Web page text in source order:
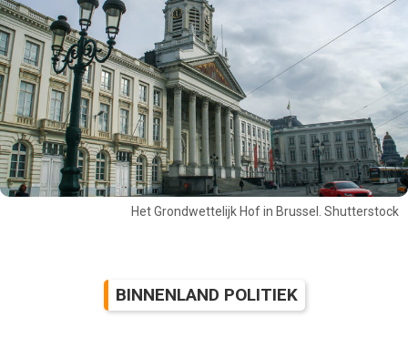
Het Grondwettelijk Hof in Brussel. Shutterstock
BINNENLAND POLITIEK